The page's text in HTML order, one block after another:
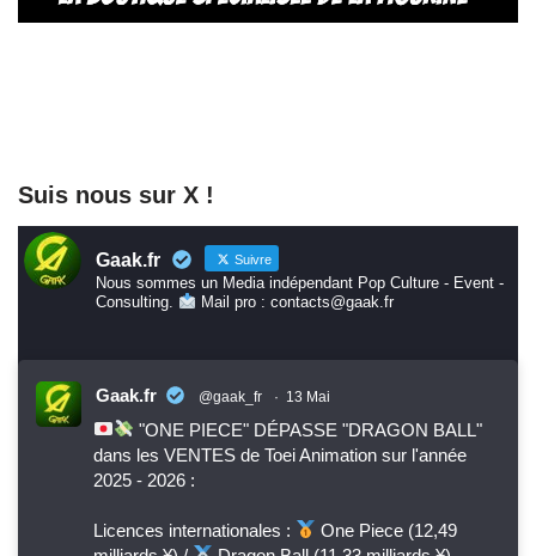
Suis nous sur X !
Gaak.fr Suivre
Nous sommes un Media indépendant Pop Culture - Event -
Consulting.
Mail pro : contacts@gaak.fr
Gaak.fr @gaak_fr · 13 Mai
"ONE PIECE" DÉPASSE "DRAGON BALL"
dans les VENTES de Toei Animation sur l'année
2025 - 2026 :
Licences internationales :
One Piece (12,49